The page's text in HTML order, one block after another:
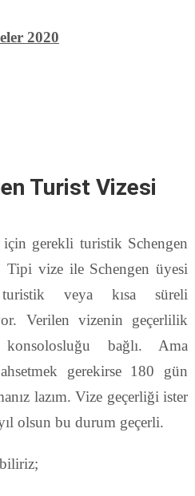
2020
Turist Vizesi
gerekli turistik Schengen
vize ile Schengen üyesi
turistik veya kısa süreli
Verilen vizenin geçerlilik
konsolosluğu bağlı. Ama
gerekirse 180 gün
lazım. Vize geçerliği ister
olsun bu durum geçerli.